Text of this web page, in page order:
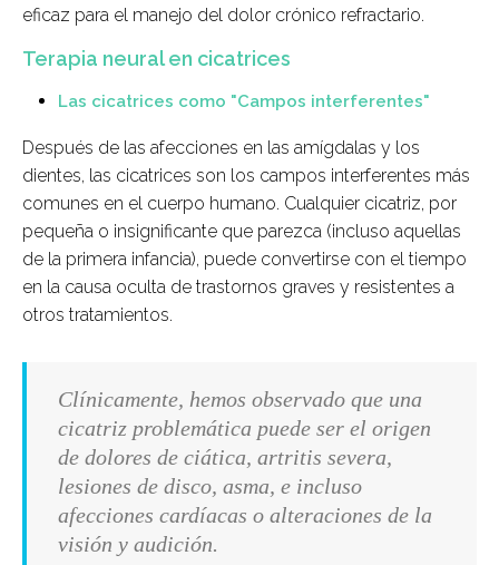
eficaz para el manejo del dolor crónico refractario.
Terapia neural en cicatrices
Las cicatrices como "Campos interferentes"
Después de las afecciones en las amígdalas y los
dientes, las cicatrices son los campos interferentes más
comunes en el cuerpo humano. Cualquier cicatriz, por
pequeña o insignificante que parezca (incluso aquellas
de la primera infancia), puede convertirse con el tiempo
en la causa oculta de trastornos graves y resistentes a
otros tratamientos.
Clínicamente, hemos observado que una
cicatriz problemática puede ser el origen
de dolores de ciática, artritis severa,
lesiones de disco, asma, e incluso
afecciones cardíacas o alteraciones de la
visión y audición.